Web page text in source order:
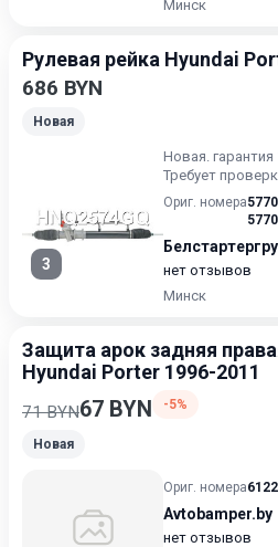
Минск
Рулевая рейка Hyundai
686 BYN
Новая
3
Нoвая.
Требует
Ориг. номера
нет отзывов
Минск
Защита арок задняя
Hyundai Porter 1996-2011
71 BYN67 BYN -5%
Новая
Ориг. номера
Avtobamper.by
нет отзывов